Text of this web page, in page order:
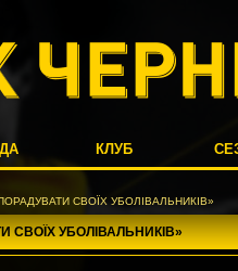
КЛУБ
СВОЇХ УБОЛІВАЛЬНИКІВ»
УБОЛІВАЛЬНИКІВ»